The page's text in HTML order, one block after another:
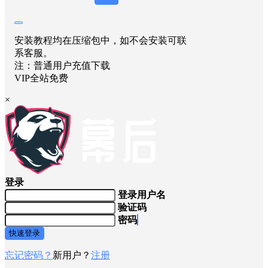
安装教程均在压缩包中，如不会安装可联
系客服。
注：普通用户充值下载
VIP全站免费
×
登录
登录用户名
验证码
密码
快速登录
忘记密码？ 新用户？ 注册